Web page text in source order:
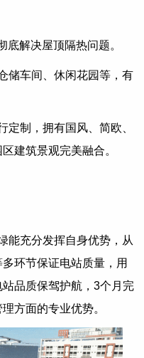
解决屋顶隔热问题。
储车间、休闲花园等，有
定制，拥有国风、简欧、
建筑景观完美融合。
能充分发挥自身优势，从
环节保证电站质量，用
品质保驾护航，3个月完
方面的专业优势。